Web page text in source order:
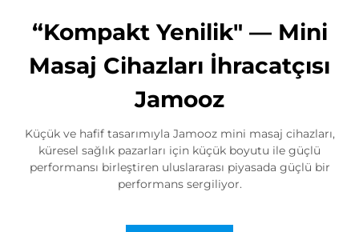
“Kompakt Yenilik" — Mini
Masaj Cihazları İhracatçısı
Jamooz
Küçük ve hafif tasarımıyla Jamooz mini masaj cihazları,
küresel sağlık pazarları için küçük boyutu ile güçlü
performansı birleştiren uluslararası piyasada güçlü bir
performans sergiliyor.